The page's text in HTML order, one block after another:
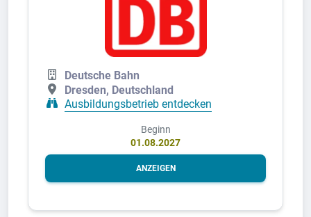
Deutsche Bahn
Dresden, Deutschland
Ausbildungsbetrieb entdecken
Beginn
01.08.2027
ANZEIGEN